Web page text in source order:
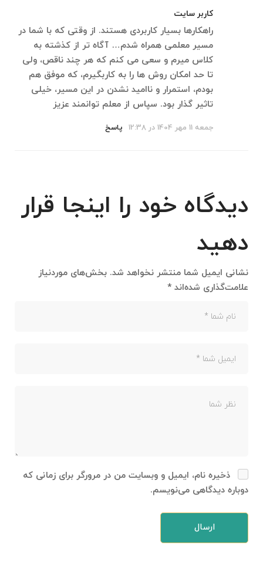
کاربر سایت
راهکارها بسیار کاربردی هستند. از وقتی که با شما در
مسیر معلمی همراه شدم… آگاه تر از کذشته به
کلاس میرم و سعی می کنم که هر چند ناقص، ولی
تا حد امکان روش ها را به کاربگیرم، که موفق هم
بودم، استمرار و ناامید نشدن در این مسیر، خیلی
تاثیر گذار بود. سپاس از معلم توانمند عزیز
جمعه 11 مهر 1404 در 12:38 پاسخ
دیدگاه خود را اینجا قرار
دهید
نشانی ایمیل شما منتشر نخواهد شد. بخش‌های موردنیاز
علامت‌گذاری شده‌اند *
ذخیره نام، ایمیل و وبسایت من در مرورگر برای زمانی که
دوباره دیدگاهی می‌نویسم.